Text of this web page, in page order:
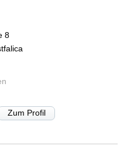
8
Zum Profil